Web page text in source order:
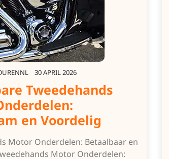
30 APRIL 2026
Tweedehands
en Voordelig
Motor Onderdelen: Betaalbaar en
Motor Onderdelen: